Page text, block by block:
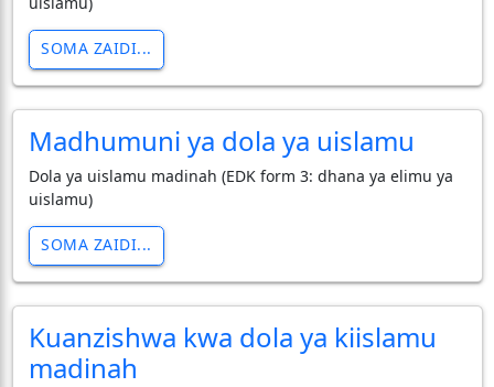
SOMA ZAIDI...
Madhumuni ya dola ya uislamu
Dola ya uislamu madinah (EDK form 3: dhana ya elimu ya
uislamu)
SOMA ZAIDI...
Kuanzishwa kwa dola ya kiislamu
madinah